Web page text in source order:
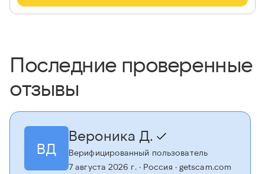
Последние проверенные
отзывы
ВД
Вероника Д.
Верифицированный пользователь
7 августа 2026 г.· Россия · getscam.com